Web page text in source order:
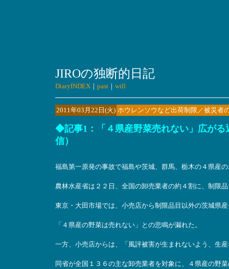
JIROの独断的日記
DiaryINDEX｜ past｜ will
2011年03月22日(火) ホウレンソウなど出荷制限／被災者
◆記事1：「４県産野菜売れない」広がる
信）
福島第一原発の事故で福島や茨城、群馬、栃木の４県産
農林水産省は２２日、全国の卸売業者の約４割に、制限
東京・大田市場では、小売店から制限品目以外の茨城県
「４県産の野菜は売れない」との悲鳴が漏れた。
一方、小売店からは、「風評被害が生まれないよう、生
同省が全国１３６の主な卸売業者を対象に、４県産の野